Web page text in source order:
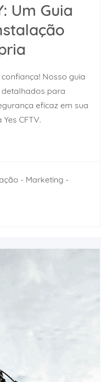
Um Guia
Nosso guia
detalhados para
eficaz em sua
CFTV.
- Marketing -